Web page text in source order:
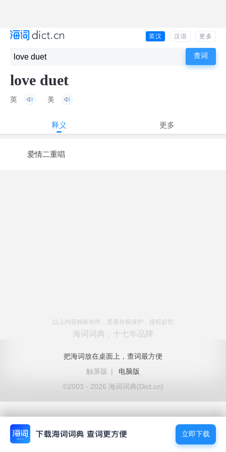
英汉 汉语 更多
love duet
英 美
释义 更多
爱情二重唱
以上内容独家创作，受著作权保护，侵权必究
海词词典，十七年品牌
把海词放在桌面上，查词最方便
触屏版
|
电脑版
©2003 - 2026 海词词典(Dict.cn)
立即下载
立即下载